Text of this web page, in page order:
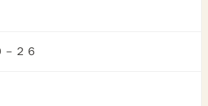
２６